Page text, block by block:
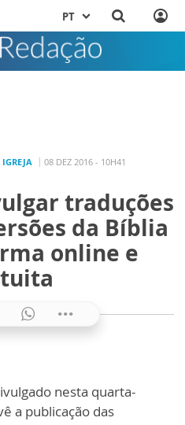
PT
IGREJA 08 DEZ 2016 - 10H41
traduções
da Bíblia
online e
nesta quarta-
a publicação das